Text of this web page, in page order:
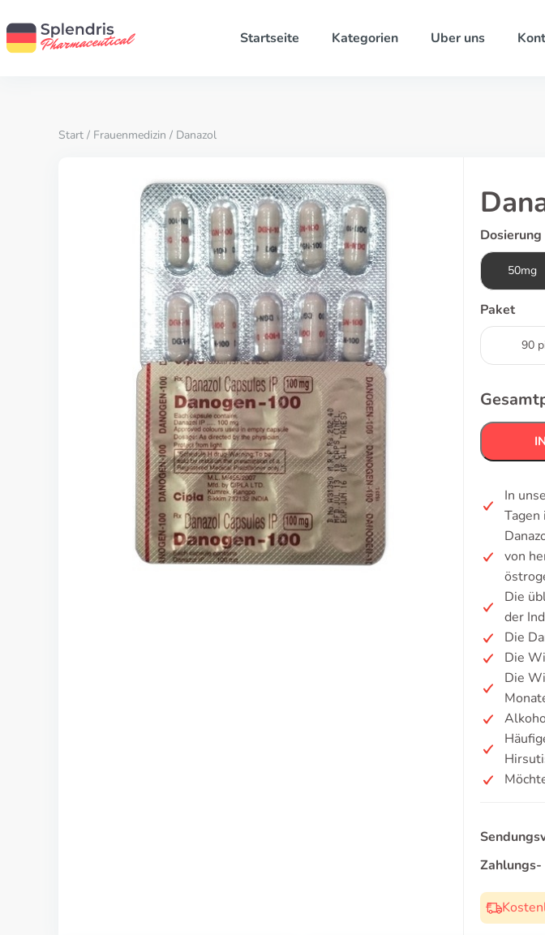
Startseite Kategorien Uber uns
Start / Frauenmedizin / Danazol
Dosierung
50mg
Paket
90
In
Tagen
von
Die
der
Die
Die
Die